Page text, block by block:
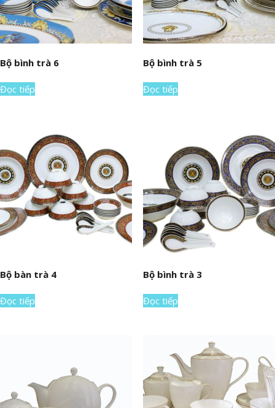
Bộ bình trà 6
Đọc tiếp
Bộ bình trà 5
Đọc tiếp
Bộ bàn trà 4
Đọc tiếp
Bộ bình trà 3
Đọc tiếp